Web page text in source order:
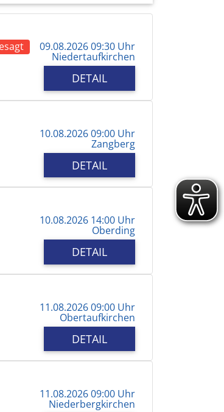
09.08.2026 09:30 Uhr
Niedertaufkirchen
DETAIL
10.08.2026 09:00 Uhr
Zangberg
DETAIL
10.08.2026 14:00 Uhr
Oberding
DETAIL
11.08.2026 09:00 Uhr
Obertaufkirchen
DETAIL
11.08.2026 09:00 Uhr
Niederbergkirchen